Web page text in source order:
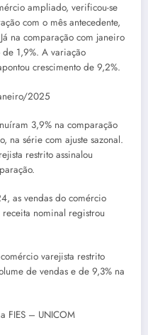
ampliado, verificou-se
com o mês antecedente,
na comparação com janeiro
1,9%. A variação
crescimento de 9,2%.
2025
3,9% na comparação
na série com ajuste sazonal.
restrito assinalou
as vendas do comércio
nominal registrou
varejista restrito
de vendas e de 9,3% na
FIES – UNICOM